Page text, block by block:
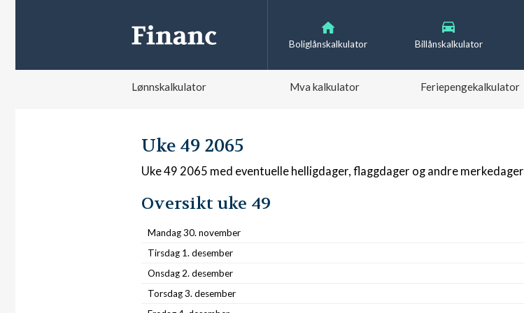
Boliglånskalkulator Billånskalkulator
Lønnskalkulator Mva kalkulator Feriepengekalkulator
Uke 49 2065
Uke 49 2065 med eventuelle helligdager, flaggdager og andre merkedager
Oversikt uke 49
Mandag 30. november
Tirsdag 1. desember
Onsdag 2. desember
Torsdag 3. desember